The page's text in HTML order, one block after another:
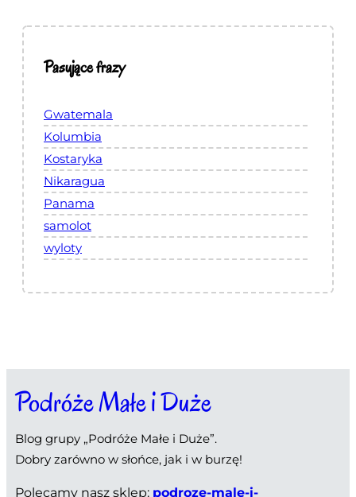
Pasujące frazy
Gwatemala
Kolumbia
Kostaryka
Nikaragua
Panama
samolot
wyloty
Podróże Małe i Duże
Blog grupy „Podróże Małe i Duże”.
Dobry zarówno w słońce, jak i w burzę!
Polecamy nasz sklep: podroze-male-i-